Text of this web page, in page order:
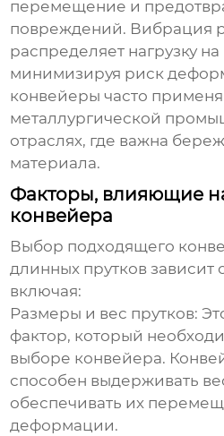
перемещение и
повреждений. Вибрация
распределяет нагрузку на
минимизируя риск
конвейеры часто
металлургической
отраслях, где важна
материала.
Факторы, влияющие
конвейера
Выбор подходящего
длинных прутков зависит
включая:
Размеры и вес прутков:
фактор, который
выборе конвейера.
способен выдерживать
обеспечивать их
деформации.